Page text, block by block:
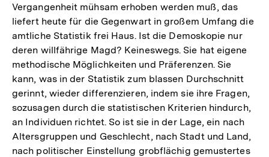
Vergangenheit mühsam erhoben werden muß, das
liefert heute für die Gegenwart in großem Umfang die
amtliche Statistik frei Haus. Ist die Demoskopie nur
deren willfährige Magd? Keineswegs. Sie hat eigene
methodische Möglichkeiten und Präferenzen. Sie
kann, was in der Statistik zum blassen Durchschnitt
gerinnt, wieder differenzieren, indem sie ihre Fragen,
sozusagen durch die statistischen Kriterien hindurch,
an Individuen richtet. So ist sie in der Lage, ein nach
Altersgruppen und Geschlecht, nach Stadt und Land,
nach politischer Einstellung grobflächig gemustertes